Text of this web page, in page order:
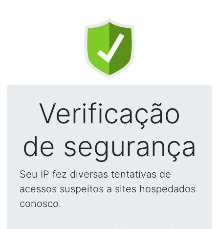
Verificação
de segurança
Seu IP fez diversas tentativas de
acessos suspeitos a sites hospedados
conosco.